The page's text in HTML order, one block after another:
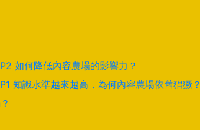
如何降低內容農場的影響力？
知識水準越來越高，為何內容農場依舊猖獗？